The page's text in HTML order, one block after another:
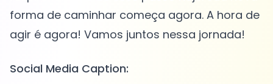
forma de caminhar começa agora. A hora de
Social Media Caption: